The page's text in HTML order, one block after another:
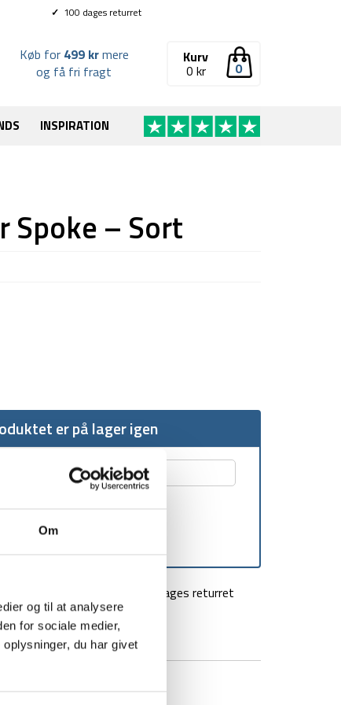
Om
og til at analysere
for sociale medier,
du har givet
✓ 100 dages returret
0
Kurv
0 kr
Køb for 499 krmere
og få fri fragt
INSPIRATION
Spoke – Sort
er på lager igen
100 dages returret